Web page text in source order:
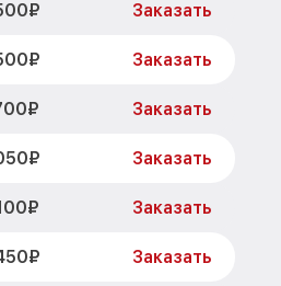
Заказать
Заказать
Заказать
Заказать
Заказать
Заказать